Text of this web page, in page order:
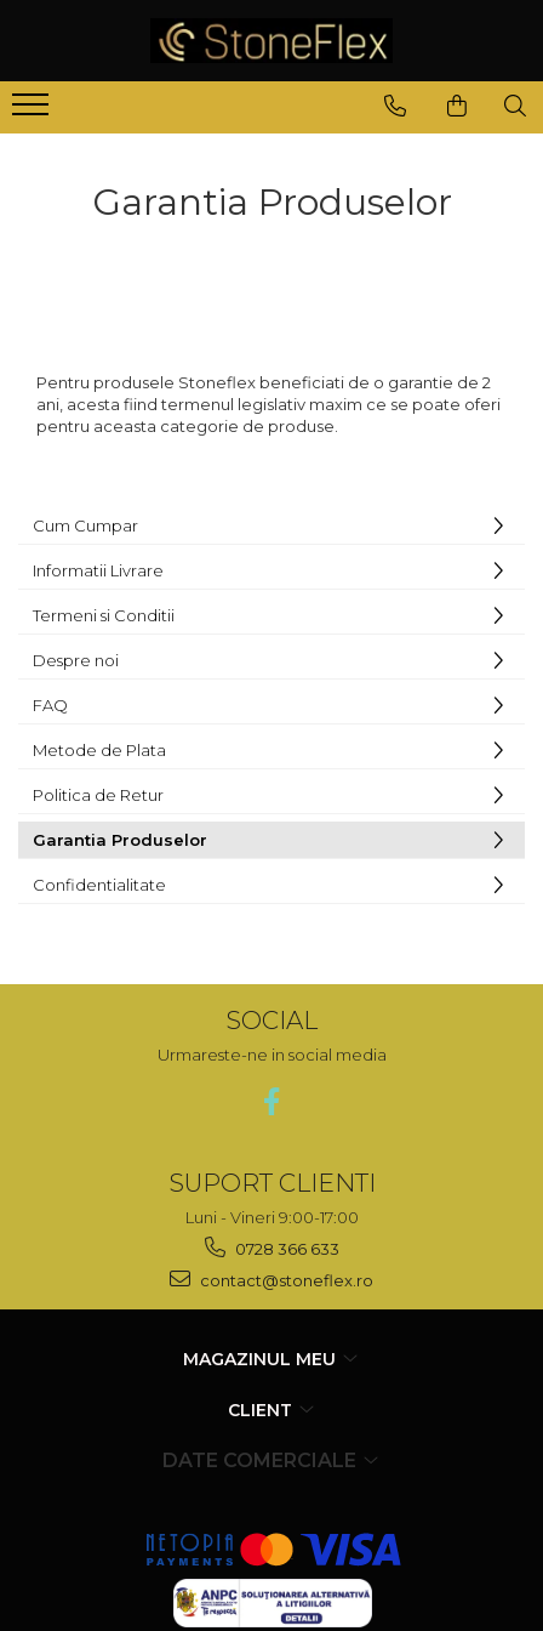
Garantia Produselor
Pentru produsele Stoneflex beneficiati de o garantie de 2
ani, acesta fiind termenul legislativ maxim ce se poate oferi
pentru aceasta categorie de produse.
Cum Cumpar
Informatii Livrare
Termeni si Conditii
Despre noi
FAQ
Metode de Plata
Politica de Retur
Garantia Produselor
Confidentialitate
SOCIAL
Urmareste-ne in social media
SUPORT CLIENTI
Luni - Vineri 9:00-17:00
0728 366 633
contact@stoneflex.ro
MAGAZINUL MEU
CLIENT
DATE COMERCIALE